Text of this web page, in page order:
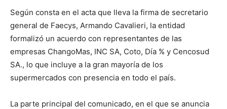
Según consta en el acta que lleva la firma de secretario
general de Faecys, Armando Cavalieri, la entidad
formalizó un acuerdo con representantes de las
empresas ChangoMas, INC SA, Coto, Día % y Cencosud
SA., lo que incluye a la gran mayoría de los
supermercados con presencia en todo el país.
La parte principal del comunicado, en el que se anuncia